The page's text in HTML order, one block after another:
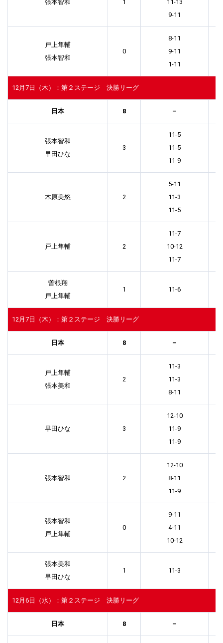
張本智和 1
11-13
9-11
戸上隼輔
張本智和
0
8-11
9-11
1-11
12月7日（木）：第２ステージ 決勝リーグ
日本 8 –
張本智和
早田ひな
3
11-5
11-5
11-9
木原美悠 2
5-11
11-3
11-5
戸上隼輔 2
11-7
10-12
11-7
曽根翔
戸上隼輔
1 11-6
12月7日（木）：第２ステージ 決勝リーグ
日本 8 –
戸上隼輔
張本美和
2
11-3
11-3
8-11
早田ひな 3
12-10
11-9
11-9
張本智和 2
12-10
8-11
11-9
張本智和
戸上隼輔
0
9-11
4-11
10-12
張本美和
早田ひな
1 11-3
12月6日（水）：第２ステージ 決勝リーグ
日本 8 –